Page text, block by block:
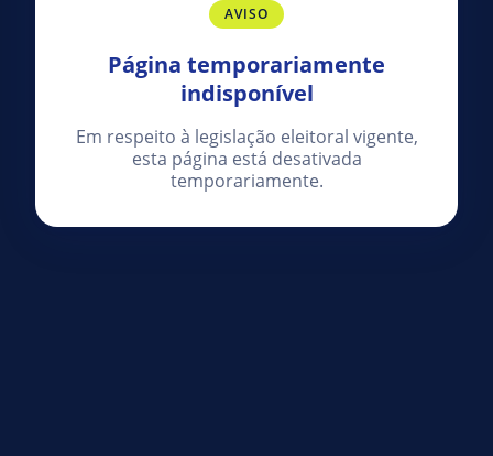
AVISO
Página temporariamente
indisponível
Em respeito à legislação eleitoral vigente,
esta página está desativada
temporariamente.